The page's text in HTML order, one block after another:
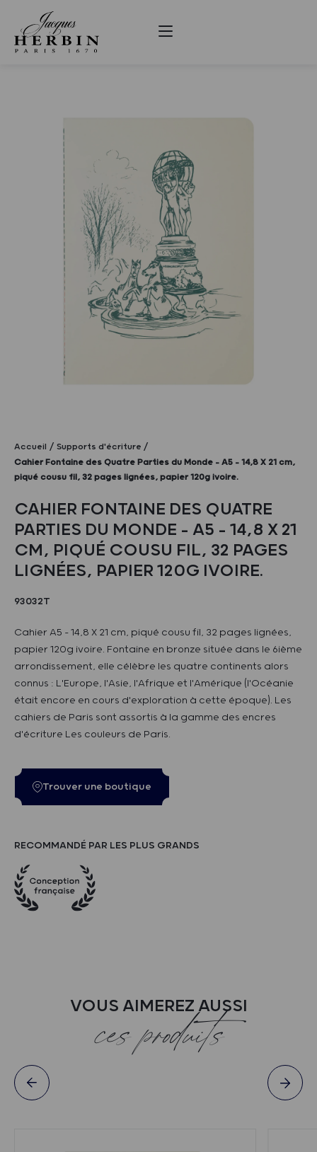
Accueil
Supports d'écriture
Cahier Fontaine des Quatre Parties du Monde – A5 – 14,8 X 21 cm,
piqué cousu fil, 32 pages lignées, papier 120g ivoire.
CAHIER FONTAINE DES QUATRE
PARTIES DU MONDE – A5 – 14,8 X 21
CM, PIQUÉ COUSU FIL, 32 PAGES
LIGNÉES, PAPIER 120G IVOIRE.
93032T
Cahier A5 - 14,8 X 21 cm, piqué cousu fil, 32 pages lignées,
papier 120g ivoire. Fontaine en bronze située dans le 6ième
arrondissement, elle célèbre les quatre continents alors
connus : L'Europe, l'Asie, l'Afrique et l'Amérique (l'Océanie
était encore en cours d'exploration à cette époque). Les
cahiers de Paris sont assortis à la gamme des encres
d'écriture Les couleurs de Paris.
Trouver une boutique
RECOMMANDÉ PAR LES PLUS GRANDS
VOUS AIMEREZ AUSSI
ces produits